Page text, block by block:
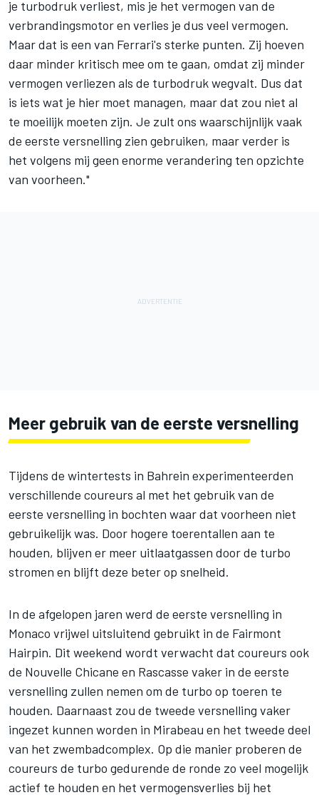
je turbodruk verliest, mis je het vermogen van de
verbrandingsmotor en verlies je dus veel vermogen.
Maar dat is een van Ferrari's sterke punten. Zij hoeven
daar minder kritisch mee om te gaan, omdat zij minder
vermogen verliezen als de turbodruk wegvalt. Dus dat
is iets wat je hier moet managen, maar dat zou niet al
te moeilijk moeten zijn. Je zult ons waarschijnlijk vaak
de eerste versnelling zien gebruiken, maar verder is
het volgens mij geen enorme verandering ten opzichte
van voorheen."
Meer gebruik van de eerste versnelling
Tijdens de wintertests in Bahrein experimenteerden
verschillende coureurs al met het gebruik van de
eerste versnelling in bochten waar dat voorheen niet
gebruikelijk was. Door hogere toerentallen aan te
houden, blijven er meer uitlaatgassen door de turbo
stromen en blijft deze beter op snelheid.
In de afgelopen jaren werd de eerste versnelling in
Monaco vrijwel uitsluitend gebruikt in de Fairmont
Hairpin. Dit weekend wordt verwacht dat coureurs ook
de Nouvelle Chicane en Rascasse vaker in de eerste
versnelling zullen nemen om de turbo op toeren te
houden. Daarnaast zou de tweede versnelling vaker
ingezet kunnen worden in Mirabeau en het tweede deel
van het zwembadcomplex. Op die manier proberen de
coureurs de turbo gedurende de ronde zo veel mogelijk
actief te houden en het vermogensverlies bij het